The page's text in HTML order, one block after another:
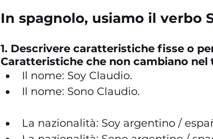
In spagnolo, usiamo il verbo
1. Descrivere caratteristiche fisse o
Caratteristiche che non cambiano nel
Il nome: Soy Claudio.
Il nome: Sono Claudio.
La nazionalità: Soy argentino /